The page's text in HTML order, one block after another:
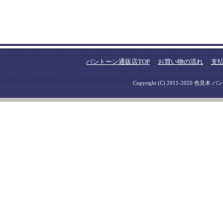
パントーン通販店TOP お買い物の流れ 支
Copyright (C) 2011-2020 色見本 パ